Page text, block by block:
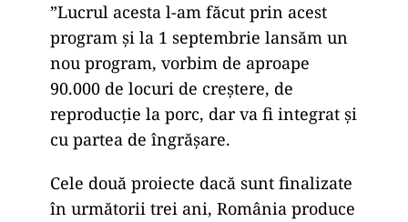
”Lucrul acesta l-am făcut prin acest
program și la 1 septembrie lansăm un
nou program, vorbim de aproape
90.000 de locuri de creștere, de
reproducție la porc, dar va fi integrat și
cu partea de îngrășare.
Cele două proiecte dacă sunt finalizate
în următorii trei ani, România produce